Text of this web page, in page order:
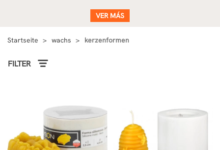
VER MÁS
Startseite wachs kerzenformen
FILTER